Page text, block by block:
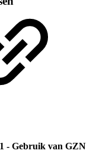
- Gebruik van GZN